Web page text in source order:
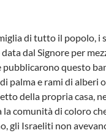
di tutto il popolo, i
dal Signore per
pubblicarono questo
palma e rami di alberi
della propria casa,
comunità di coloro
gli Israeliti non